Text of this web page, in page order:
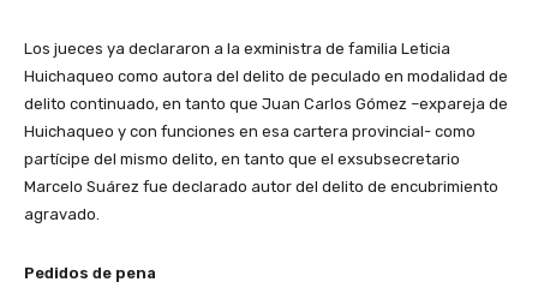
Los jueces ya declararon a la exministra de familia Leticia
Huichaqueo como autora del delito de peculado en modalidad de
delito continuado, en tanto que Juan Carlos Gómez –expareja de
Huichaqueo y con funciones en esa cartera provincial- como
partícipe del mismo delito, en tanto que el exsubsecretario
Marcelo Suárez fue declarado autor del delito de encubrimiento
agravado.
Pedidos de pena